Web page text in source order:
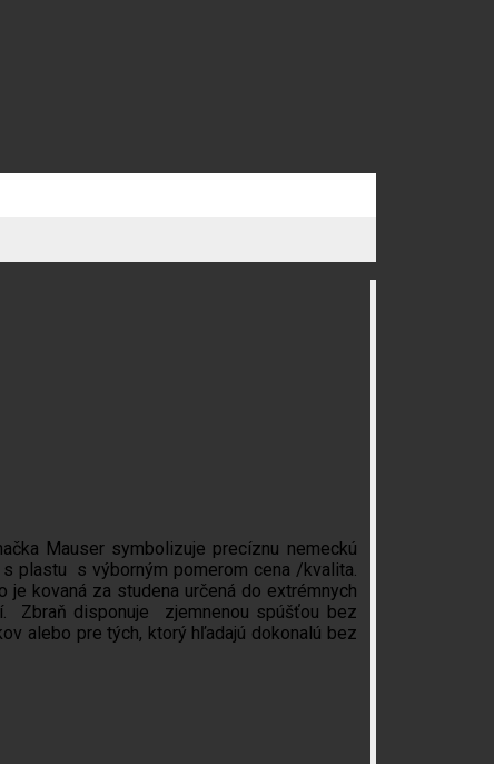
Mauser symbolizuje precíznu nemeckú
plastu s výborným pomerom cena /kvalita.
kovaná za studena určená do extrémnych
Zbraň disponuje zjemnenou spúšťou bez
alebo pre tých, ktorý hľadajú dokonalú bez